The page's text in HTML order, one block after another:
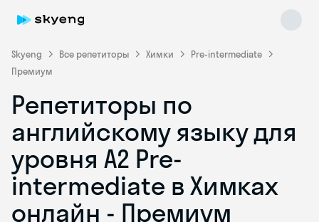
Skyeng Все репетиторы Химки
Pre-intermediate
Премиум
Репетиторы по
английскому языку для
уровня A2 Pre-
intermediate в Химках
онлайн - Премиум
Skyeng Chat